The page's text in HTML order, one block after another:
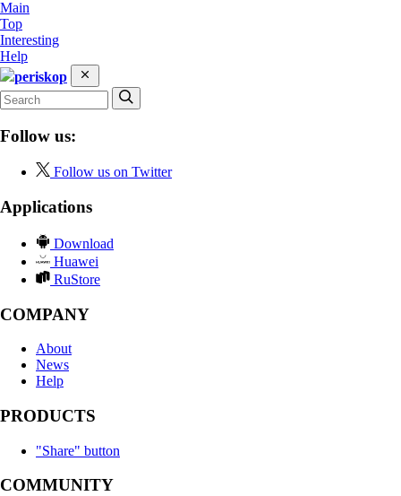
Main
Top
Interesting
Help
periskop
Follow us:
Follow us on Twitter
Applications
Download
Huawei
RuStore
COMPANY
About
News
Help
PRODUCTS
"Share" button
COMMUNITY